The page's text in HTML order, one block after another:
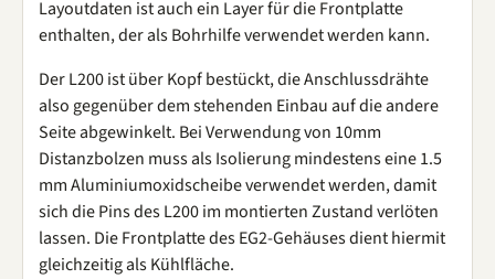
Layoutdaten ist auch ein Layer für die Frontplatte
enthalten, der als Bohrhilfe verwendet werden kann.
Der L200 ist über Kopf bestückt, die Anschlussdrähte
also gegenüber dem stehenden Einbau auf die andere
Seite abgewinkelt. Bei Verwendung von 10mm
Distanzbolzen muss als Isolierung mindestens eine 1.5
mm Aluminiumoxidscheibe verwendet werden, damit
sich die Pins des L200 im montierten Zustand verlöten
lassen. Die Frontplatte des EG2-Gehäuses dient hiermit
gleichzeitig als Kühlfläche.